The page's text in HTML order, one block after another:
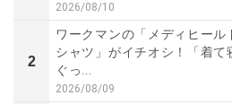
2026/08/10
2
ワークマンの「メディヒール
シャツ」がイチオシ！「着て
ぐっ...
2026/08/09